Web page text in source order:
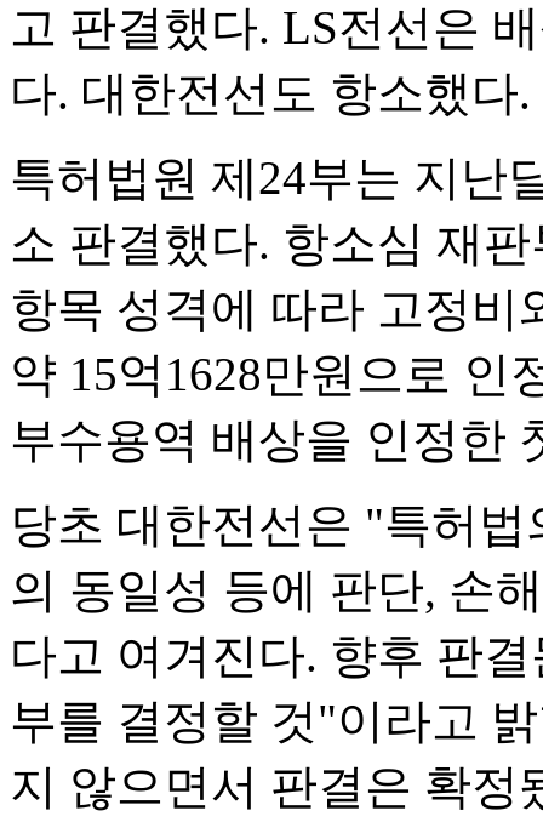
고 판결했다. LS전선은
다. 대한전선도 항소했다.
특허법원 제24부는 지난
소 판결했다. 항소심 재
항목 성격에 따라 고정비
약 15억1628만원으로 인
부수용역 배상을 인정한
당초 대한전선은 "특허
의 동일성 등에 판단, 손
다고 여겨진다. 향후 판
부를 결정할 것"이라고
지 않으면서 판결은 확정